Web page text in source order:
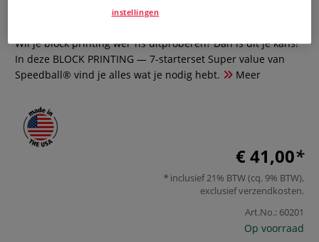
0 Beoordeling
Wil je block printing wel 'ns uitproberen? Dan is dit je kans!
In deze BLOCK PRINTING — 7-starterset Super value van
Speedball® vind je alles wat je nodig hebt.
Meer
€ 41,00
inclusief 21% BTW (cq. 9% BTW),
exclusiefverzendkosten.
Art.No.: 60201
Op voorraad
instellingen